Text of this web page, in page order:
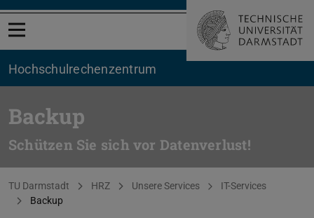
Menü öffnen
Hochschul­rechenzentrum
Backup
Schützen Sie sich vor Datenverlust!
Sie befinden sich hier:
TU Darmstadt HRZ Unsere Services
IT-Services
Backup